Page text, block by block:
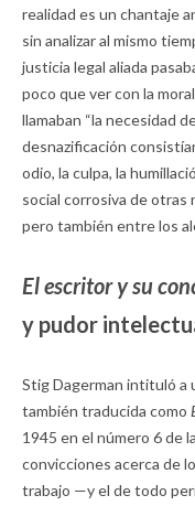
realidad es un chantaje
sin analizar al mismo
justicia legal aliada
poco que ver con la
llamaban “la necesidad
desnazificación
odio, la culpa, la
social corrosiva de otras
pero también entre los
El escritor y su
y pudor
Stig Dagerman intituló a
también traducida como
1945 en el número 6 de
convicciones acerca de
trabajo —y el de todo